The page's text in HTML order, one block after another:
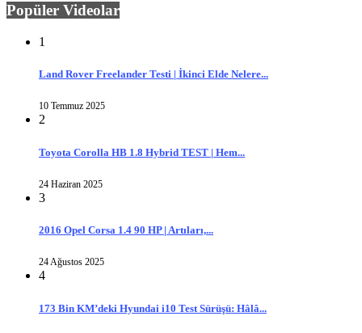
Popüler Videolar
1
Land Rover Freelander Testi | İkinci Elde Nelere...
10 Temmuz 2025
2
Toyota Corolla HB 1.8 Hybrid TEST | Hem...
24 Haziran 2025
3
2016 Opel Corsa 1.4 90 HP | Artıları,...
24 Ağustos 2025
4
173 Bin KM’deki Hyundai i10 Test Sürüşü: Hâlâ...